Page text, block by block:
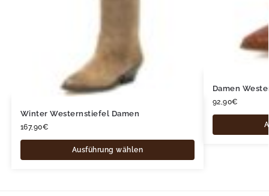
Winter Westernstiefel Damen
167,90€
Ausführung wählen
Damen
92,90€